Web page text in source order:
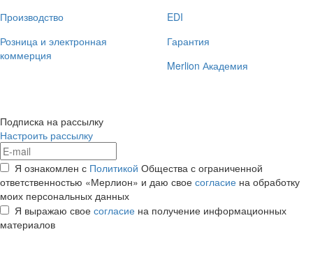
Производство
Розница и электронная
коммерция
EDI
Гарантия
Merlion Академия
Подписка на рассылку
Настроить рассылку
Я ознакомлен с Политикой Общества с ограниченной
ответственностью «Мерлион» и даю свое согласие на обработку
моих персональных данных
Я выражаю свое согласие на получение информационных
материалов